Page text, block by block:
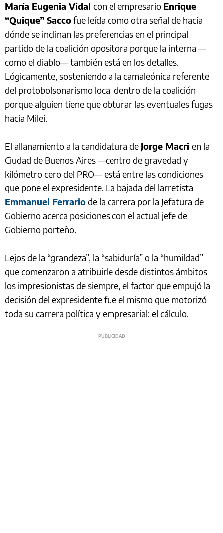
María Eugenia Vidal con el empresario Enrique
“Quique” Saccofue leída como otra señal de hacia
dónde se inclinan las preferencias en el principal
partido de la coalición opositora porque la interna —
como el diablo— también está en los detalles.
Lógicamente, sosteniendo a la camaleónica referente
del protobolsonarismo local dentro de la coalición
porque alguien tiene que obturar las eventuales fugas
hacia Milei.
El allanamiento a la candidatura de Jorge Macri en la
Ciudad de Buenos Aires —centro de gravedad y
kilómetro cero del PRO— está entre las condiciones
que pone el expresidente. La bajada del larretista
Emmanuel Ferrariode la carrera por la Jefatura de
Gobierno acerca posiciones con el actual jefe de
Gobierno porteño.
Lejos de la “grandeza”, la “sabiduría” o la “humildad”
que comenzaron a atribuirle desde distintos ámbitos
los impresionistas de siempre, el factor que empujó la
decisión del expresidente fue el mismo que motorizó
toda su carrera política y empresarial: el cálculo.